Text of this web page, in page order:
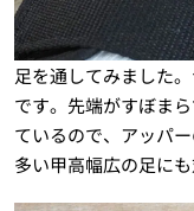
足を通してみました
です。先端がすぼま
ているので、アッパ
多い甲高幅広の足にも